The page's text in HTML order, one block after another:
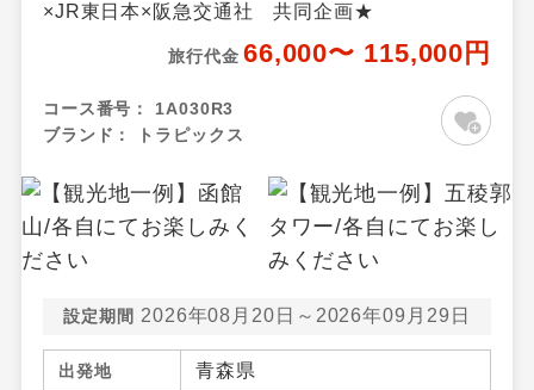
×JR東日本×阪急交通社 共同企画★
旅行代金 66,000〜 115,000円
コース番号：
1A030R3
ブランド：
トラピックス
設定期間 2026年08月20日～2026年09月29日
出発地 青森県